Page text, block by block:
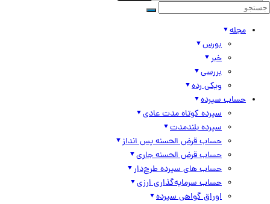
مجله
بورس
خبر
بررسی
ویکی رده
حساب سپرده
سپرده کوتاه مدت عادی
سپرده بلندمدت
حساب قرض الحسنه پس انداز
حساب قرض الحسنه جاری
حساب های سپرده طرح‌دار
حساب سرمایه‌گذاری ارزی
اوراق گواهی سپرده